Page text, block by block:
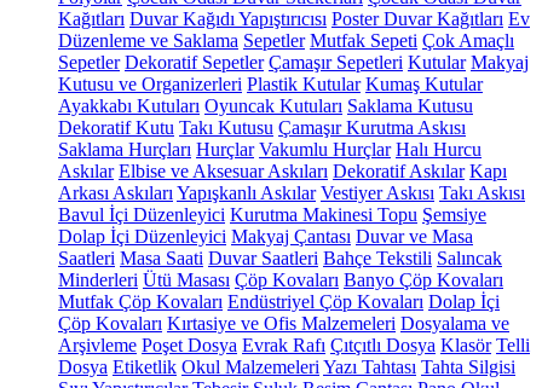
Kağıtları Duvar Kağıdı Yapıştırıcısı Poster Duvar Kağıtları Ev
Düzenleme ve Saklama Sepetler Mutfak Sepeti Çok Amaçlı
Sepetler Dekoratif Sepetler Çamaşır Sepetleri Kutular Makyaj
Kutusu ve Organizerleri Plastik Kutular Kumaş Kutular
Ayakkabı Kutuları Oyuncak Kutuları Saklama Kutusu
Dekoratif Kutu Takı Kutusu Çamaşır Kurutma Askısı
Saklama Hurçları Hurçlar Vakumlu Hurçlar Halı Hurcu
Askılar Elbise ve Aksesuar Askıları Dekoratif Askılar Kapı
Arkası Askıları Yapışkanlı Askılar Vestiyer Askısı Takı Askısı
Bavul İçi Düzenleyici Kurutma Makinesi Topu Şemsiye
Dolap İçi Düzenleyici Makyaj Çantası Duvar ve Masa
Saatleri Masa Saati Duvar Saatleri Bahçe Tekstili Salıncak
Minderleri Ütü Masası Çöp Kovaları Banyo Çöp Kovaları
Mutfak Çöp Kovaları Endüstriyel Çöp Kovaları Dolap İçi
Çöp Kovaları Kırtasiye ve Ofis Malzemeleri Dosyalama ve
Arşivleme Poşet Dosya Evrak Rafı Çıtçıtlı Dosya Klasör Telli
Dosya Etiketlik Okul Malzemeleri Yazı Tahtası Tahta Silgisi